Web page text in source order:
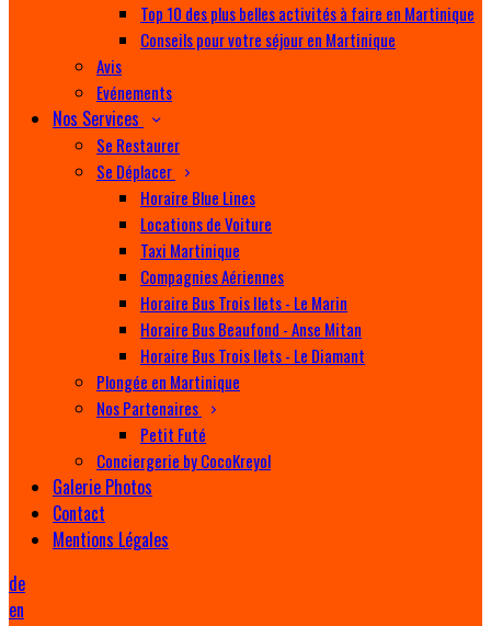
Top 10 des plus belles activités à faire en Martinique
Conseils pour votre séjour en Martinique
Avis
Evénements
Nos Services
Se Restaurer
Se Déplacer
Horaire Blue Lines
Locations de Voiture
Taxi Martinique
Compagnies Aériennes
Horaire Bus Trois Ilets - Le Marin
Horaire Bus Beaufond - Anse Mitan
Horaire Bus Trois Ilets - Le Diamant
Plongée en Martinique
Nos Partenaires
Petit Futé
Conciergerie by CocoKreyol
Galerie Photos
Contact
Mentions Légales
de
en